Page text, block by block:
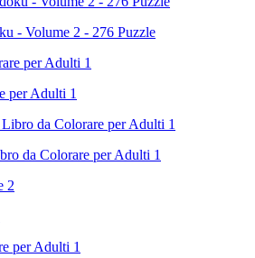
- Volume 2 - 276 Puzzle
per Adulti 1
da Colorare per Adulti 1